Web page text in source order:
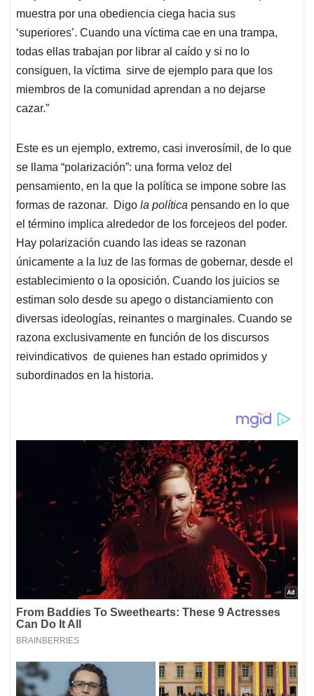
muestra por una obediencia ciega hacia sus
‘superiores’. Cuando una víctima cae en una trampa,
todas ellas trabajan por librar al caído y si no lo
consiguen, la víctima sirve de ejemplo para que los
miembros de la comunidad aprendan a no dejarse
cazar.”
Este es un ejemplo, extremo, casi inverosímil, de lo que
se llama “polarización”: una forma veloz del
pensamiento, en la que la política se impone sobre las
formas de razonar. Digo la política pensando en lo que
el término implica alrededor de los forcejeos del poder.
Hay polarización cuando las ideas se razonan
únicamente a la luz de las formas de gobernar, desde el
establecimiento o la oposición. Cuando los juicios se
estiman solo desde su apego o distanciamiento con
diversas ideologías, reinantes o marginales. Cuando se
razona exclusivamente en función de los discursos
reivindicativos de quienes han estado oprimidos y
subordinados en la historia.